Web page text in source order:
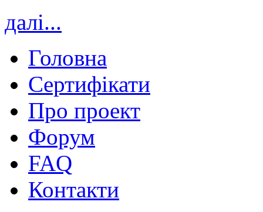
далі...
Головна
Сертифікати
Про проект
Форум
FAQ
Контакти